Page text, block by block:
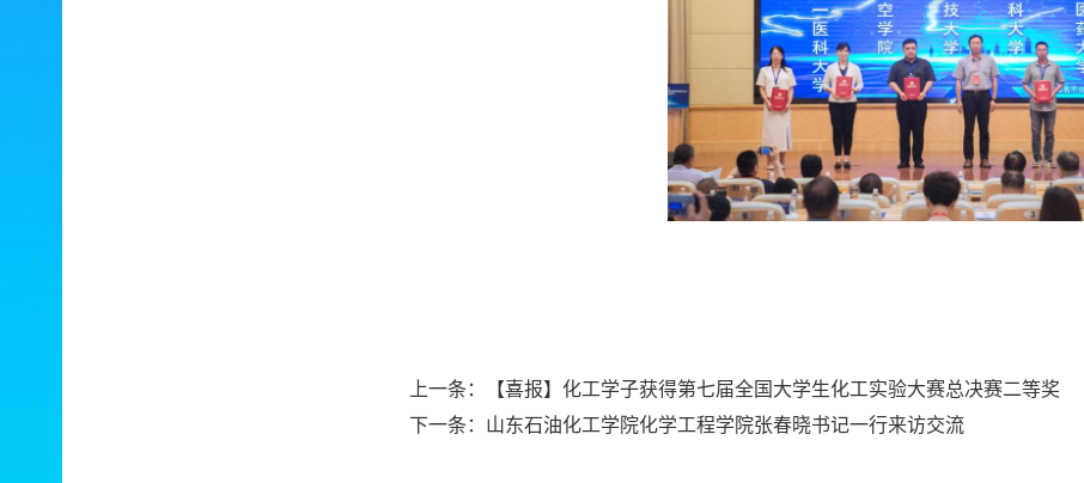
上一条：
【喜报】化工学子获得第七届全国大学生化工实验大赛总决赛二等奖
下一条： 山东石油化工学院化学工程学院张春晓书记一行来访交流